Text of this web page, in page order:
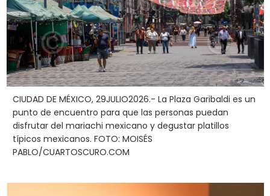
CIUDAD DE MÉXICO, 29JULIO2026.- La Plaza Garibaldi es un
punto de encuentro para que las personas puedan
disfrutar del mariachi mexicano y degustar platillos
típicos mexicanos. FOTO: MOISÉS
PABLO/CUARTOSCURO.COM